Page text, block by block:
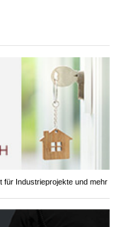
für Industrieprojekte und mehr